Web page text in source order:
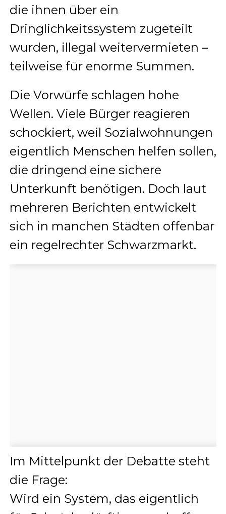
die ihnen über ein
Dringlichkeitssystem zugeteilt
wurden, illegal weitervermieten –
teilweise für enorme Summen.
Die Vorwürfe schlagen hohe
Wellen. Viele Bürger reagieren
schockiert, weil Sozialwohnungen
eigentlich Menschen helfen sollen,
die dringend eine sichere
Unterkunft benötigen. Doch laut
mehreren Berichten entwickelt
sich in manchen Städten offenbar
ein regelrechter Schwarzmarkt.
Im Mittelpunkt der Debatte steht
die Frage:
Wird ein System, das eigentlich